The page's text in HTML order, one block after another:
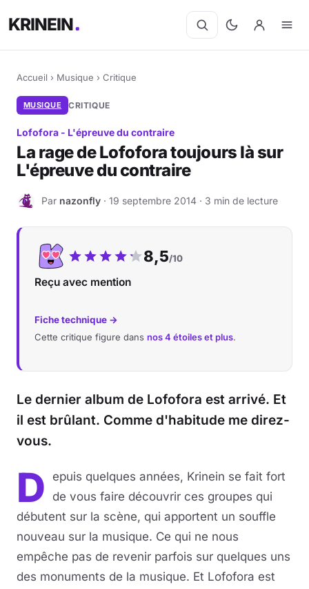
KRINEIN
Accueil › Musique › Critique
MUSIQUE CRITIQUE
Lofofora - L'épreuve du contraire
La rage de Lofofora toujours là sur
L'épreuve du contraire
N Par nazonfly · 19 septembre 2014 · 3 min de lecture
Notre note :
8,5/10
Reçu avec mention
Fiche technique →
Cette critique figure dans nos 4 étoiles et plus.
Le dernier album de Lofofora est arrivé. Et
il est brûlant. Comme d'habitude me direz-
vous.
D
epuis quelques années, Krinein se fait fort
de vous faire découvrir ces groupes qui
débutent sur la scène, qui apportent un souffle
nouveau sur la musique. Ce qui ne nous
empêche pas de revenir parfois sur quelques uns
des monuments de la musique. Et Lofofora est